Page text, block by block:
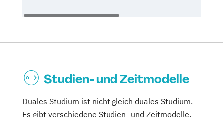
Studien- und Zeitmodelle
Duales Studium ist nicht gleich duales Studium.
Es gibt verschiedene Studien- und Zeitmodelle,